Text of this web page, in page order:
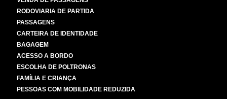
RODOVIARIA DE PARTIDA
PASSAGENS
CARTEIRA DE IDENTIDADE
BAGAGEM
ACESSO A BORDO
ESCOLHA DE POLTRONAS
FAMÍLIA E CRIANÇA
PESSOAS COM MOBILIDADE REDUZIDA